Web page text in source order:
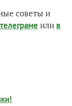
советы и
или в